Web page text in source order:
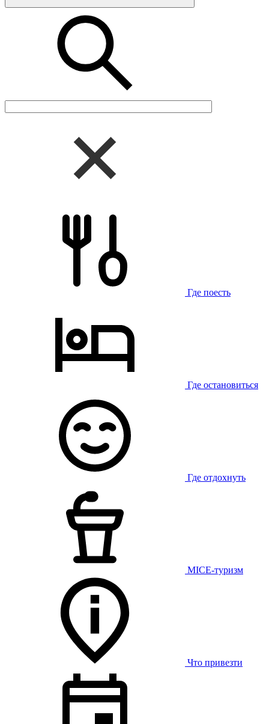
Где поесть
Где остановиться
Где отдохнуть
MICE-туризм
Что привезти